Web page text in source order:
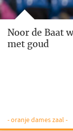
Noor de Baat
met goud
- oranje dames zaal -